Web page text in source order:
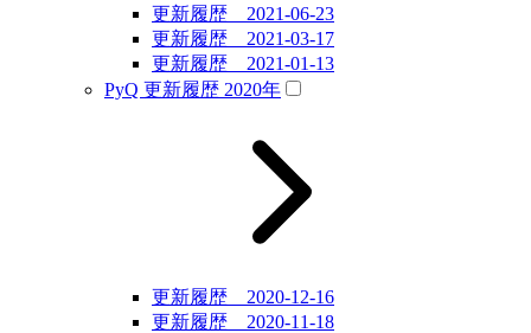
更新履歴 2021-06-23
更新履歴 2021-03-17
更新履歴 2021-01-13
PyQ 更新履歴 2020年
更新履歴 2020-12-16
更新履歴 2020-11-18